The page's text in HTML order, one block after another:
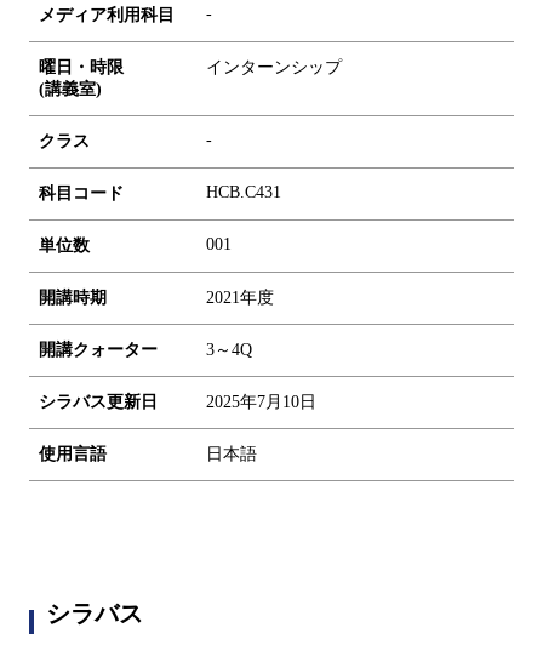
メディア利用科目 -
曜日・時限
(講義室)
インターンシップ
クラス -
科目コード HCB.C431
単位数 001
開講時期 2021年度
開講クォーター 3～4Q
シラバス更新日 2025年7月10日
使用言語 日本語
シラバス